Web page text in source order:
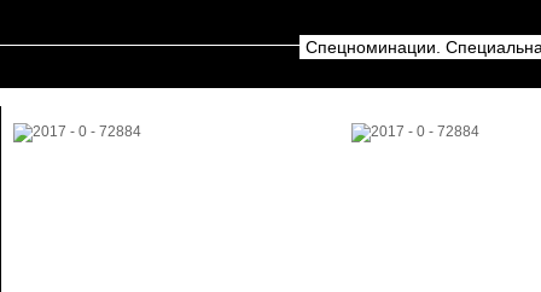
Спецноминации.